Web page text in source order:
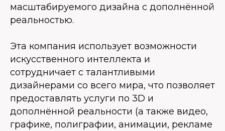
масштабируемого дизайна с дополнённой
реальностью.
Эта компания использует возможности
искусственного интеллекта и
сотрудничает с талантливыми
дизайнерами со всего мира, что позволяет
предоставлять услуги по 3D и
дополнённой реальности (а также видео,
графике, полиграфии, анимации, рекламе